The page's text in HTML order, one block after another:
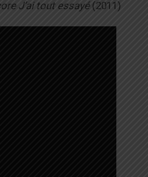
J’ai tout essayé(2011)